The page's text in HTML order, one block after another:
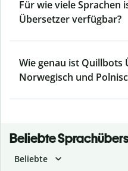
Für wie viele Sprachen
Übersetzer verfügbar?
Wie genau ist Quillbots
Norwegisch und
Beliebte
Beliebte